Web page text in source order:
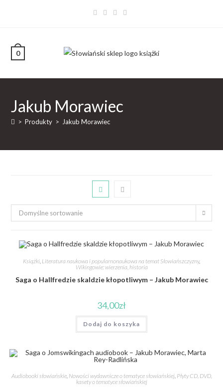
0
Jakub Morawiec
> Produkty > Jakub Morawiec
Domyślne sortowanie
Książki, Literatura naukowa i popularnonaukowa na temat Słowiańszczyzny,
Wikingowie: wierzenia, historia
Saga o Hallfredzie skaldzie kłopotliwym – Jakub Morawiec
34,00zł
Dodaj do koszyka
Audiobooki słowiańskie, Nowości wydawnicze o tematyce słowiańskiej, Płyty CD, DVD,
kasety o tematyce słowiańskiej